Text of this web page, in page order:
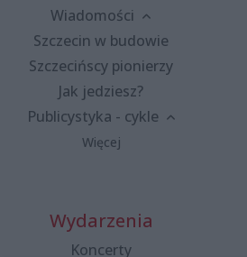
Wiadomości
Szczecin w budowie
Szczecińscy pionierzy
Jak jedziesz?
Publicystyka - cykle
Więcej
Wydarzenia
Koncerty